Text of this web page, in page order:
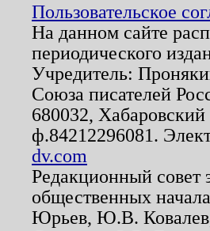
Пользовательское
На данном сайте
периодического
Учредитель:
Союза писателей
680032,
ф.84212296081.
dv.com
Редакционный совет
общественных
Юрьев, Ю.В.